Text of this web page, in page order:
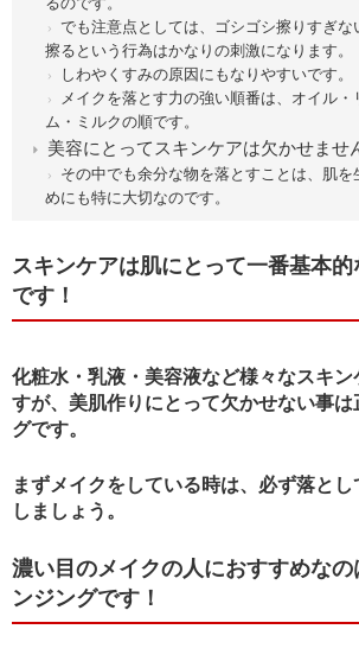
でも注意点としては、ゴシゴシ擦りすぎな
擦るという行為はかなりの刺激になります。
しわやくすみの原因にもなりやすいです。
メイクを落とす力の強い順番は、オイル
ム・ミルクの順です。
美容にとってスキンケアは欠かせませ
その中でも余分な物を落とすことは、肌
めにも特に大切なのです。
スキンケアは肌にとって一番基本
です！
化粧水・乳液・美容液など様々なスキ
すが、美肌作りにとって欠かせない事
グです。
まずメイクをしている時は、必ず落と
しましょう。
濃い目のメイクの人におすすめな
ンジングです！